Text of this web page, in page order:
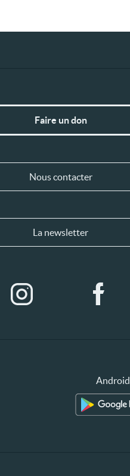
Faire un don
Nous contacter
La newsletter
Android